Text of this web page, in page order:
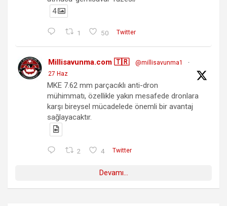
4
1 50 Twitter
Millisavunma.com 🇹🇷 @millisavunma1
·
27 Haz
MKE 7.62 mm parçacıklı anti-dron
mühimmatı, özellikle yakın mesafede dronlara
karşı bireysel mücadelede önemli bir avantaj
sağlayacaktır.
2 4 Twitter
Devamı...